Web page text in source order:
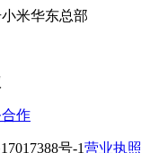
米华东总部
作
号-1营业执照